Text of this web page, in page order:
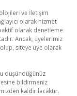
ve İletişim
olarak hizmet
olarak denetleme
Ancak, üyelerimiz
siteye üye olarak
düşündüğünüz
bildirmeniz
kaldırılacaktır.